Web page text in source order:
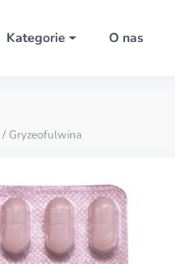
Kategorie O nas
/ Gryzeofulwina